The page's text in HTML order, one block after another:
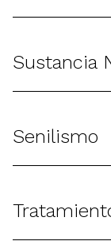
Sustancia
Senilismo